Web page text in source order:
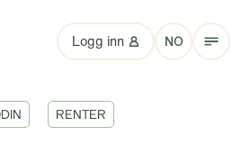
Logg inn NO
RENTER